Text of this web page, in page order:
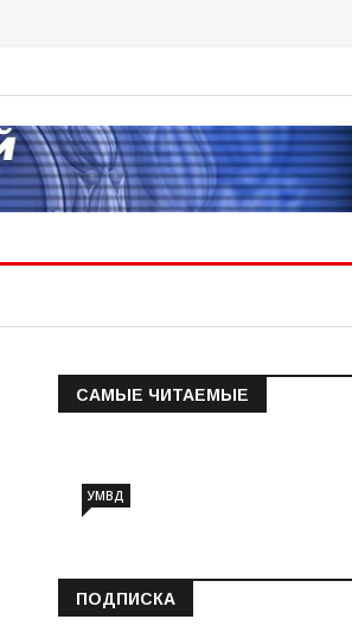
САМЫЕ ЧИТАЕМЫЕ
Информация о состоянии
УМВД
ПОДПИСКА